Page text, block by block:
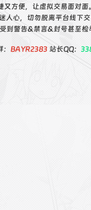
方便，让虚拟交易面对面。
人心，切勿脱离平台线下交
警告&禁言&封号甚至检举
BAYR2383 站长QQ：